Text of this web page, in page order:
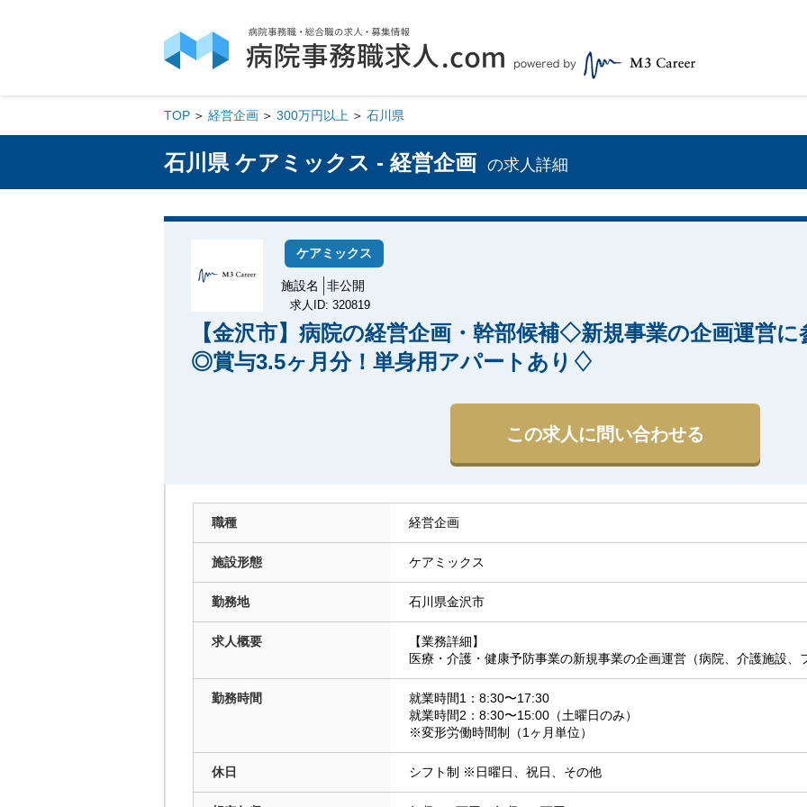
TOP 経営企画 300万円以上 石川県
石川県 ケアミックス - 経営企画 の求人詳細
ケアミックス
施設名 非公開
求人ID: 320819
【金沢市】病院の経営企画・幹部候補◇新規事業の企画運営に
◎賞与3.5ヶ月分！単身用アパートあり♢
この求人に問い合わせる
職種 経営企画
施設形態 ケアミックス
勤務地 石川県金沢市
求人概要
【業務詳細】
医療・介護・健康予防事業の新規事業の企画運営（病院、介護施設、
勤務時間
就業時間1：8:30〜17:30
就業時間2：8:30〜15:00（土曜日のみ）
※変形労働時間制（1ヶ月単位）
休日 シフト制 ※日曜日、祝日、その他